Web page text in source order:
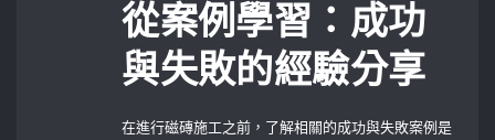
從案例學習：成功
與失敗的經驗分享
在進行磁磚施工之前，了解相關的成功與失敗案例是